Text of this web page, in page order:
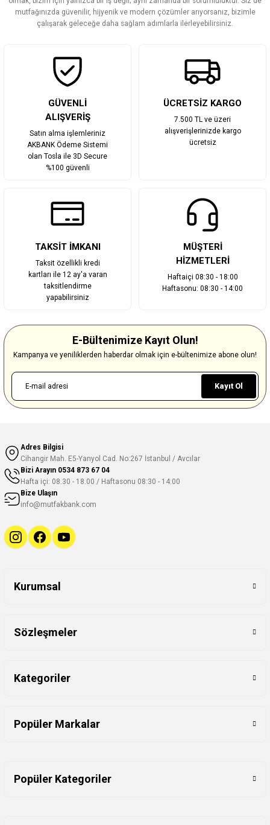
Ürün fiyatı diğer sitelerden daha pahalı.
Bu ürüne benzer farklı alternatifler olmalı.
mutfağınızda güvenilir, hijyenik ve modern çözümler arıyorsanız, bizimle
çalışarak geleceğe daha sağlam adımlarla ilerleyebilirsiniz.
GÜVENLİ
ALIŞVERİŞ
Satın alma işlemleriniz
AKBANK Ödeme Sistemi
olan Tosla ile 3D Secure
%100 güvenli
ÜCRETSİZ KARGO
7.500 TL ve üzeri
alışverişlerinizde kargo
ücretsiz
TAKSİT İMKANI
Taksit özellikli kredi
kartları ile 12 ay'a varan
taksitlendirme
yapabilirsiniz
MÜŞTERİ
HİZMETLERİ
Haftaiçi 08:30 - 18:00
Haftasonu: 08:30 - 14:00
E-Bültenimize Kayıt Olun!
Kampanya ve yeniliklerden haberdar olmak için e-bültenimize abone olun!
Kayıt Ol
Adres Bilgisi
Cihangir Mah. E5-Yanyol Cad. No:267 İstanbul / Avcılar
Bizi Arayın 0534 873 67 04
Hafta içi: 08.30 - 18.00 / Haftasonu 08:30 - 14:00
Bize Ulaşın
info@mutfakbank.com
Kurumsal
Sözleşmeler
Kategoriler
Popüler Markalar
Popüler Kategoriler